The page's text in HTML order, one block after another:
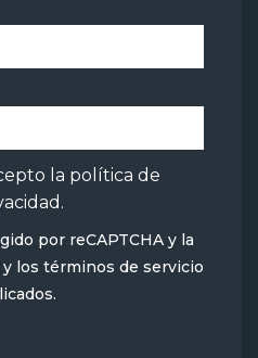
la política de
.
por reCAPTCHA y la
y los términos de servicio